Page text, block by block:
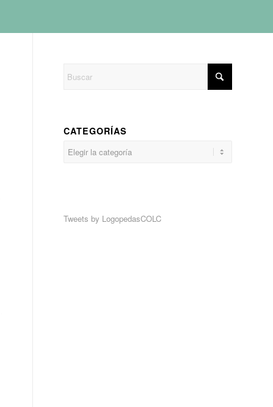
CATEGORÍAS
Tweets by LogopedasCOLC